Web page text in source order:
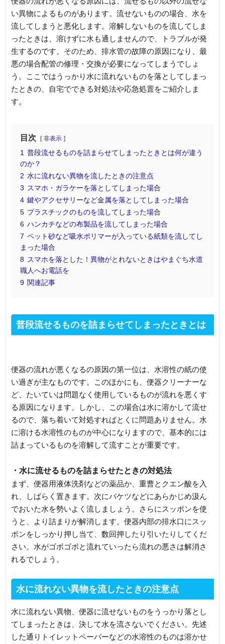
い異物によるものがあります。流せないものの場合、水を
流してしまうと悪化します。溶解しないものを流してしま
ったときは、溶けずに水も通しませんので、トラブルが発
生するのです。そのため、排水管の故障の原因になり、最
悪の場合配管の修理・交換が必要になってしまうでしょ
う。ここではうっかり水に流れないものを落としてしまっ
たときの、自宅でできる対処法や応急処置をご紹介しま
す。
目次 非表示
1
普段流せるものを詰まらせてしまったときとは何が違う
のか？
2 水に流れない異物を流したときの注意点
3 スマホ・ガラケーを落としてしまった場合
4 鍵やアクセサリーなど金属を落としてしまった場合
5 プラスチックのものを流してしまった場合
6 ハンカチなどの布製品を流してしまった場合
7 ペット砂など吸水ポリマーが入っている紙類を流してし
まった場合
8 スマホを落とした！異物がとれないときはやまぐち水道
職人へお電話を
9 関連記事
普段流せるものを詰まらせてしまったときとは
便器の流れが悪くなるの原因の第一位は、水溶性の紙の使
い過ぎが主なものです。このほかにも、便器クリーナーな
ど、たいていは問題なく使用しているものが流れを悪くす
る原因になります。しかし、この場合は水に溶かして流せ
るので、落ち着いて対処すればとくに問題ありません。水
に溶ける水溶性のものが中心になりますので、基本的には
詰まっているものを溶解して流すことが重要です。
・水に流せるものを詰まらせたときの対処法
まず、便器用液体洗剤などの薬品か、重曹とクエン酸を入
れ、しばらく置きます。次にバケツなどにあらかじめ汲ん
でおいた水を勢いよく流しましょう。さらにスッポンを使
うと、より詰まりが解消します。便器内部の排水口にスッ
ポンをしっかり押し当て、数回押したり引いたりしてくだ
さい。水がゴボゴボと流れていったら流れの悪さは解消さ
れるでしょう。
水に流れない異物を流したときの注意点
水に流れない異物、便器に流せないものをうっかり落とし
てしまったときは、決して水を流さないでください。先述
した通りトイレットペーパーなどの水溶性のものは溶かせ